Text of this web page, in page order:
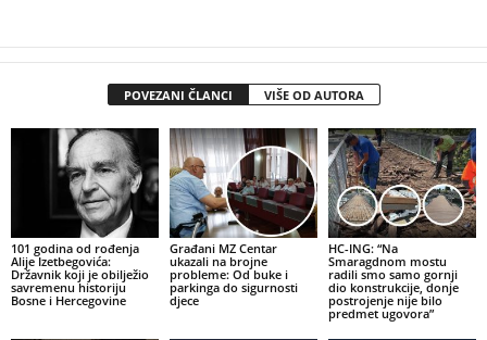
POVEZANI ČLANCI VIŠE OD AUTORA
101 godina od rođenja
Alije Izetbegovića:
Državnik koji je obilježio
savremenu historiju
Bosne i Hercegovine
Građani MZ Centar
ukazali na brojne
probleme: Od buke i
parkinga do sigurnosti
djece
HC-ING: “Na
Smaragdnom mostu
radili smo samo gornji
dio konstrukcije, donje
postrojenje nije bilo
predmet ugovora”